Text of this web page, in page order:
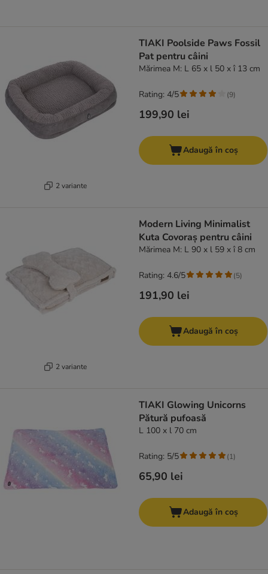
2 variante
TIAKI Poolside Paws Fossil
Pat pentru câini
Mărimea M: L 65 x l 50 x î 13 cm
199,90 lei
Rating: 4/5 (9)
Adaugă în coș
2 variante
Modern Living Minimalist
Kuta Covoraș pentru câini
Mărimea M: L 90 x l 59 x î 8 cm
191,90 lei
Rating: 4.6/5 (5)
Adaugă în coș
TIAKI Glowing Unicorns
Pătură pufoasă
L 100 x l 70 cm
65,90 lei
Rating: 5/5 (1)
Adaugă în coș